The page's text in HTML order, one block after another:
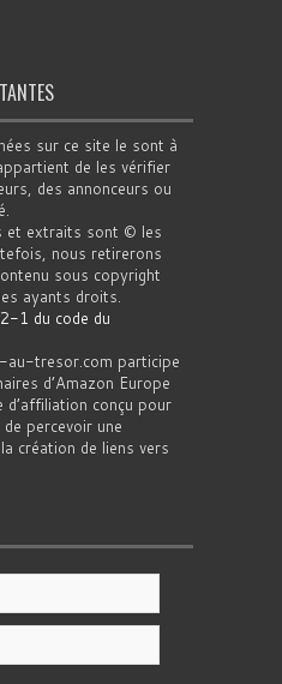
sur ce site le sont à
de les vérifier
des annonceurs ou
et extraits sont © les
nous retirerons
sous copyright
ayants droits.
1 du code du
au-tresor.com participe
d’Amazon Europe
d’affiliation conçu pour
percevoir une
création de liens vers